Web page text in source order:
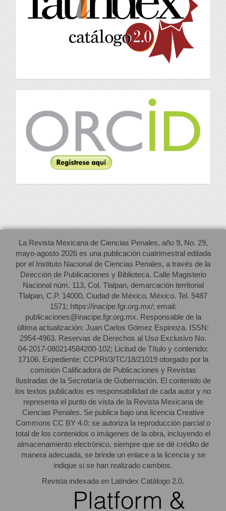
La Revista Mexicana de Ciencias Penales, año 9, No. 29,
mayo-agosto 2026 es una publicación cuatrimestral editada
por el Instituto Nacional de Ciencias Penales, a través de la
Dirección de Publicaciones y Biblioteca. Calle Magisterio
Nacional núm. 113, Col. Tlalpan, demarcación territorial
Tlalpan, C.P. 14000, Ciudad de México, México. Tel. 5487
1571; https://inacipe.fgr.org.mx/; email:
publicaciones@inacipe.fgr.org.mx. Responsable de la
última actualización: Juan Carlos Gómez Espinoza. ISSN:
2954-4963. Reservas de Derechos al Uso Exclusivo No.
04-2017-080214584200-102; Licitud de Título y contenido:
17106. Expediente: CCPRI/3/TC/18/21019 otorgado por la
comisión Calificadora de Publicaciones y Revistas
Ilustradas de la Secretaría de Gobernación. El contenido de
los textos publicados es responsabilidad de cada autor y no
representa el punto de vista de la Revista Mexicana de
Ciencias Penales. Se publica bajo una licencia Creative
Commons CC BY 4.0: se autoriza la reproducción parcial o
total de los contenidos o imágenes de la obra, incluyendo el
almacenamiento electrónico, siempre que se dé crédito de
manera adecuada, se brinde un enlace a la licencia y se
indique si se han realizado cambios.
Revista indexada en Latindex Catálogo 2.0.